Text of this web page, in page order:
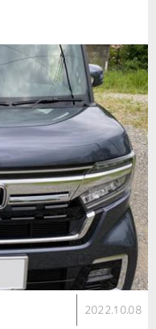
2022.10.08